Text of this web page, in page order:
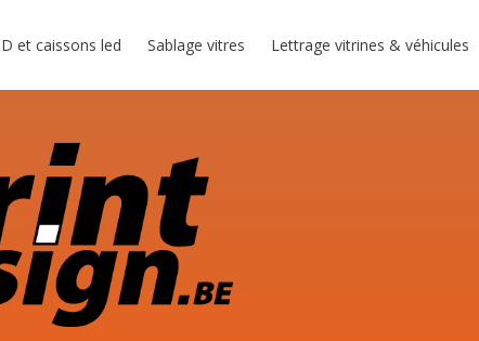
et caissons led Sablage vitres Lettrage vitrines & véhicules